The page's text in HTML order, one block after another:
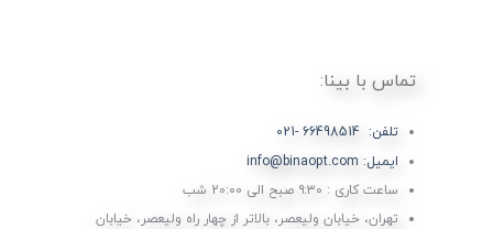
تماس با بینا:
تلفن: 66498514 -021
ایمیل: info@binaopt.com
ساعت کاری : ۹:۳۰ صبح الی 20:00 شب
تهران، خیابان ولیعصر، بالاتر از چهار راه ولیعصر، خیابان